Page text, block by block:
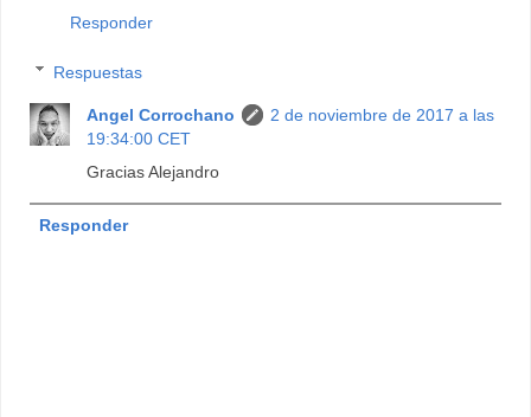
Responder
Respuestas
Angel Corrochano
2 de noviembre de 2017 a las
19:34:00 CET
Gracias Alejandro
Responder